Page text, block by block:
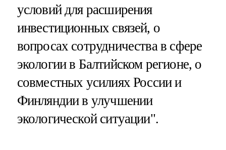
условий для расширения
инвестиционных связей, о
вопросах сотрудничества в сфере
экологии в Балтийском регионе, о
совместных усилиях России и
Финляндии в улучшении
экологической ситуации".